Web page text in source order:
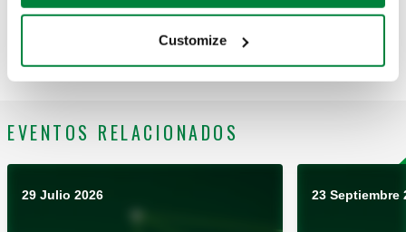
Customize
parámetros y analizar los datos de forma remota.
Una solución que simplifica el trabajo de los profesionales y
protege con precisión la salud de las personas.
EVENTOS RELACIONADOS
29 Julio 2026 23 Septiembre